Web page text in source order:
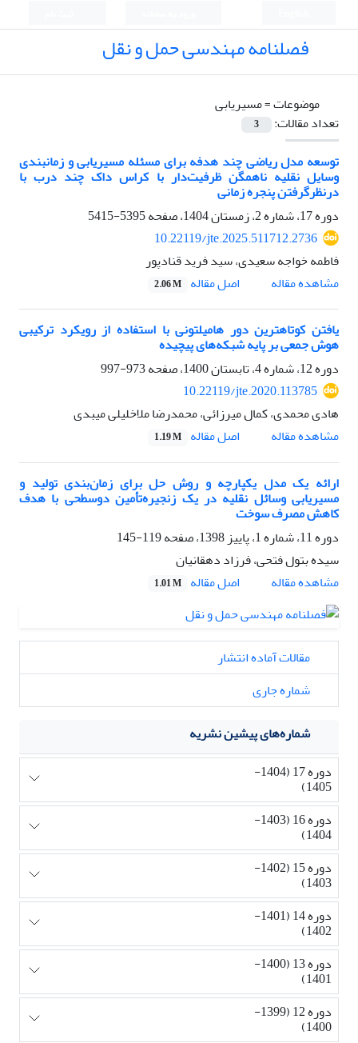
فصلنامه مهندسی حمل و نقل
موضوعات =مسیریابی
تعداد مقالات:
3
توسعه مدل ریاضی چند هدفه برای مسئله مسیریابی و زمانبندی
وسایل نقلیه ناهمگن ظرفیت‌دار با کراس داک چند درب با
درنظرگرفتن پنجره زمانی
دوره 17، شماره 2، زمستان 1404، صفحه
5395-5415
10.22119/jte.2025.511712.2736
فاطمه خواجه سعیدی، سید فرید قنادپور
مشاهده مقاله
اصل مقاله 2.06 M
یافتن کوتاهترین دور هامیلتونی با استفاده از رویکرد ترکیبی
هوش جمعی بر پایه شبکه‌های پیچیده
دوره 12، شماره 4، تابستان 1400، صفحه
973-997
10.22119/jte.2020.113785
هادی محمدی، کمال میرزائی، محمدرضا ملاخلیلی میبدی
مشاهده مقاله
اصل مقاله 1.19 M
ارائه یک مدل یکپارچه و روش حل برای زمان‌بندی تولید و
مسیریابی وسائل نقلیه در یک زنجیره‌تأمین دوسطحی با هدف
کاهش مصرف سوخت
دوره 11، شماره 1، پاییز 1398، صفحه
119-145
سیده بتول فتحی، فرزاد دهقانیان
مشاهده مقاله
اصل مقاله 1.01 M
مقالات آماده انتشار
شماره جاری
شماره‌های پیشین نشریه
دوره 17 (1404-
1405)
دوره 16 (1403-
1404)
دوره 15 (1402-
1403)
دوره 14 (1401-
1402)
دوره 13 (1400-
1401)
دوره 12 (1399-
1400)